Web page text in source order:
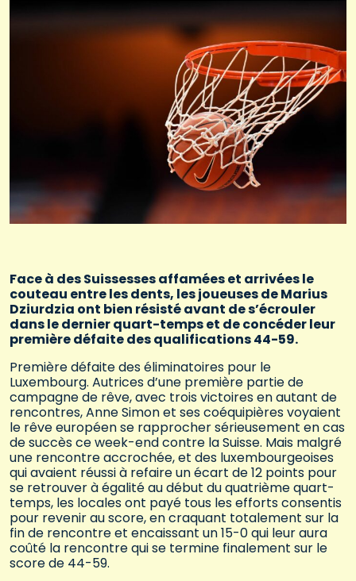
Face à des Suissesses affamées et arrivées le
couteau entre les dents, les joueuses de Marius
Dziurdzia ont bien résisté avant de s’écrouler
dans le dernier quart-temps et de concéder leur
première défaite des qualifications 44-59.
Première défaite des éliminatoires pour le
Luxembourg. Autrices d’une première partie de
campagne de rêve, avec trois victoires en autant de
rencontres, Anne Simon et ses coéquipières voyaient
le rêve européen se rapprocher sérieusement en cas
de succès ce week-end contre la Suisse. Mais malgré
une rencontre accrochée, et des luxembourgeoises
qui avaient réussi à refaire un écart de 12 points pour
se retrouver à égalité au début du quatrième quart-
temps, les locales ont payé tous les efforts consentis
pour revenir au score, en craquant totalement sur la
fin de rencontre et encaissant un 15-0 qui leur aura
coûté la rencontre qui se termine finalement sur le
score de 44-59.